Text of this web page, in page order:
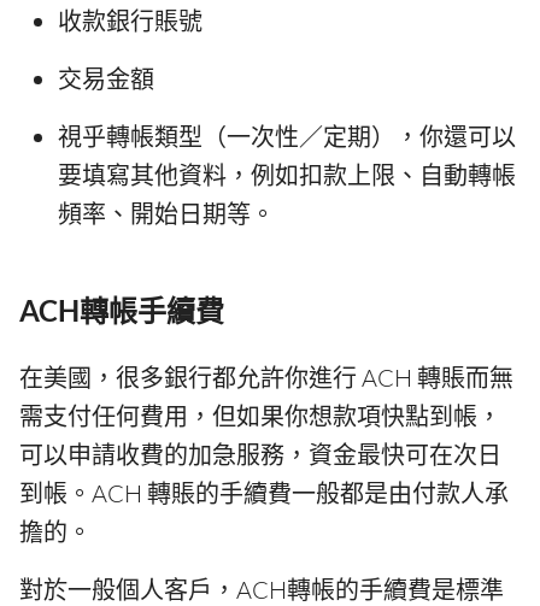
收款銀行賬號
交易金額
視乎轉帳類型（一次性／定期），你還可以
要填寫其他資料，例如扣款上限、自動轉帳
頻率、開始日期等。
ACH轉帳手續費
在美國，很多銀行都允許你進行 ACH 轉賬而無
需支付任何費用，但如果你想款項快點到帳，
可以申請收費的加急服務，資金最快可在次日
到帳。ACH 轉賬的手續費一般都是由付款人承
擔的。
對於一般個人客戶，ACH轉帳的手續費是標準